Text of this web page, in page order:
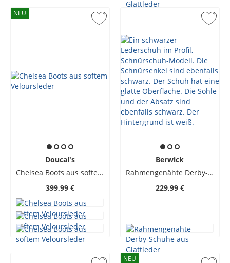
NEU
Doucal's
Chelsea Boots aus softem Veloursleder
399,99 €
Berwick
Rahmengenähte Derby-Schuhe aus Glattleder
229,99 €
NEU